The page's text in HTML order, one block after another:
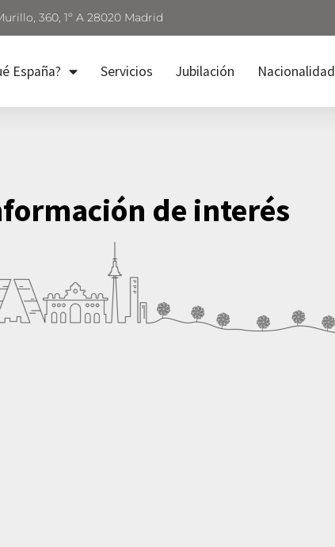
360, 1º A 28020 Madrid
España? Servicios Jubilación Nacionalidad
de interés